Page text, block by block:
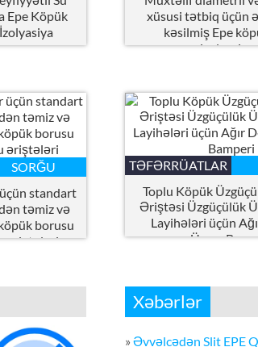
Epe Köpük
xüsusi tətbiq üçün
kəsilmiş Epe
SORĞU
standart
təmiz və
borusu
əriştələri
TƏFƏRRÜATLAR
Toplu Köpük
Əriştəsi Üzgüçülük
Layihələri üçün
Üzmə
Xəbərlər
» Əvvəlcədən Slit EPE